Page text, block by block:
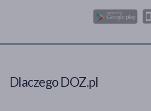
Dlaczego DOZ.pl